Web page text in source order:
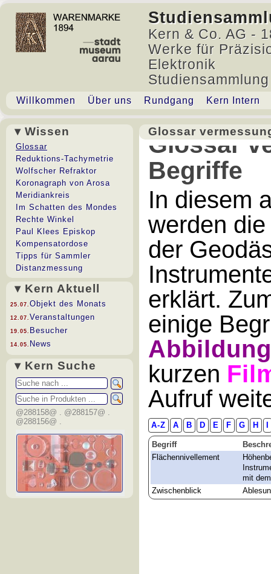
Kern & Co. AG -
Werke für
Elektronik
Willkommen Über uns Rundgang Kern Intern
▾ Wissen
Glossar
Reduktions-Tachymetrie
Wolfscher Refraktor
Koronagraph von Arosa
Meridiankreis
Im Schatten des Mondes
Rechte Winkel
Paul Klees Episkop
Kompensatordose
Tipps für Sammler
Distanzmessung
▾ Kern Aktuell
25.07. Objekt des Monats
12.07. Veranstaltungen
19.05. Besucher
14.05. News
▾ Kern Suche
@288158@ . @288157@ .
@288156@ .
Glossar
Glossar
Begriffe
In diesem
werden
der
erklärt.
einige
kurzen
Aufruf
A-Z A B D E F G H
Begriff
Flächennivellement
mit
Zwischenblick